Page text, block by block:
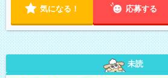
気になる！ 応募する
未読